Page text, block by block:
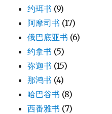
约珥书 (9)
阿摩司书 (17)
俄巴底亚书 (6)
约拿书 (5)
弥迦书 (15)
那鸿书 (4)
哈巴谷书 (8)
西番雅书 (7)